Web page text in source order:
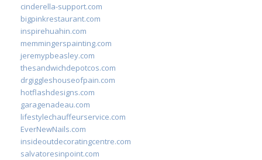
cinderella-support.com
bigpinkrestaurant.com
inspirehuahin.com
memmingerspainting.com
jeremypbeasley.com
thesandwichdepotcos.com
drgiggleshouseofpain.com
hotflashdesigns.com
garagenadeau.com
lifestylechauffeurservice.com
EverNewNails.com
insideoutdecoratingcentre.com
salvatoresinpoint.com